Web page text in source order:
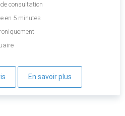
consultation
en 5 minutes
En savoir plus